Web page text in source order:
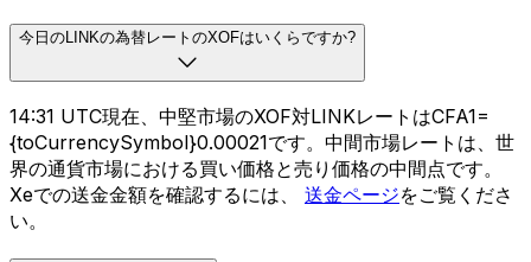
今日のLINKの為替レートのXOFはいくらですか?
14:31 UTC現在、中堅市場のXOF対LINKレートはCFA1=
{toCurrencySymbol}0.00021です。中間市場レートは、世
界の通貨市場における買い価格と売り価格の中間点です。
Xeでの送金金額を確認するには、 送金ページをご覧くださ
い。